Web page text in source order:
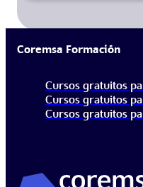
Coremsa Formación
Cursos gratuitos
Cursos gratuitos
Cursos gratuitos